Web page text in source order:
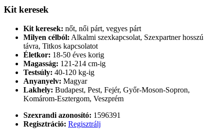
Kit keresek
Kit keresek: nőt, női párt, vegyes párt
Milyen célból: Alkalmi szexkapcsolat, Szexpartner hosszú
távra, Titkos kapcsolatot
Életkor: 18-50 éves korig
Magasság: 121-214 cm-ig
Testsúly: 40-120 kg-ig
Anyanyelv: Magyar
Lakhely: Budapest, Pest, Fejér, Győr-Moson-Sopron,
Komárom-Esztergom, Veszprém
Szexrandi azonosító: 1596391
Regisztráció: Regisztrálj